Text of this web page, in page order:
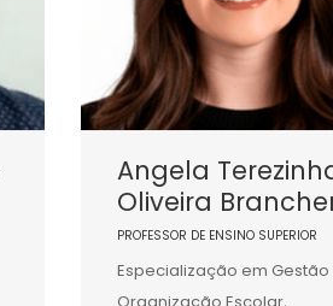
Angela
Oliveira
PROFESSOR DE ENSINO SUPERIOR
Especialização em Gestão